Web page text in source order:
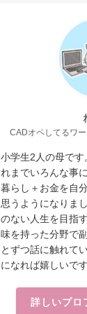
CADオペしてるワ
小学生2人の母です
れまでいろんな事
暮らし＋お金を自
思うようになりま
のない人生を目指
味を持った分野で
とずつ話に触れて
になれば嬉しいです
詳しいプロ